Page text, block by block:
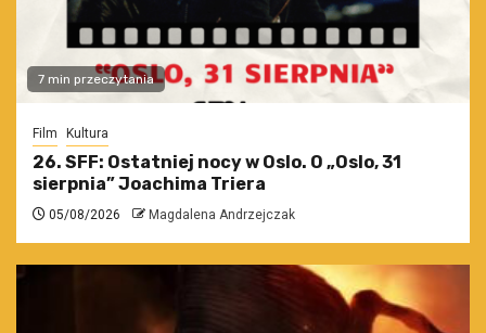
7 min przeczytania
Film Kultura
26. SFF: Ostatniej nocy w Oslo. O „Oslo, 31
sierpnia” Joachima Triera
05/08/2026 Magdalena Andrzejczak